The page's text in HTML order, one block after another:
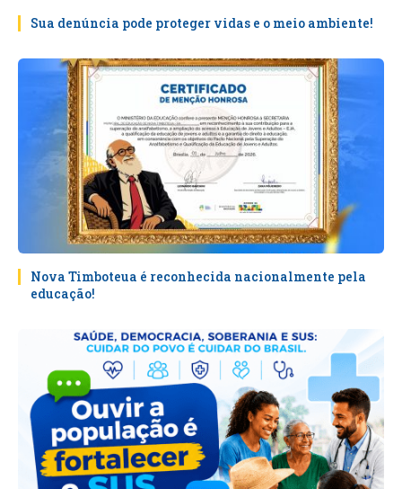
Sua denúncia pode proteger vidas e o meio ambiente!
Nova Timboteua é reconhecida nacionalmente pela
educação!